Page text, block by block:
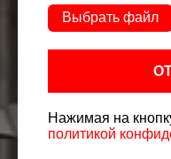
Выбрать файл
Нажимая на
политикой